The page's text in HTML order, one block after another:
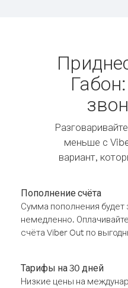
меньше с
вариант,
Пополнение счёта
Сумма пополнения будет
немедленно.
счёта Viber Out по
Тарифы на 30 дней
Низкие цены на